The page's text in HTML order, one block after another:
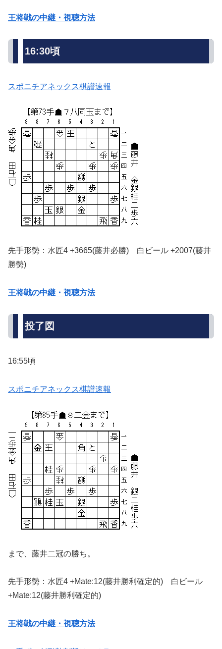
王将戦の中継・視聴方法
16:30頃
スポニチアネックス棋譜速報
先手形勢：水匠4 +3665(藤井必勝) 白ビール +2007(藤井
勝勢)
王将戦の中継・視聴方法
投了図
16:55頃
スポニチアネックス棋譜速報
まで、藤井二冠の勝ち。
先手形勢：水匠4 +Mate:12(藤井勝利確定的) 白ビール
+Mate:12(藤井勝利確定的)
王将戦の中継・視聴方法